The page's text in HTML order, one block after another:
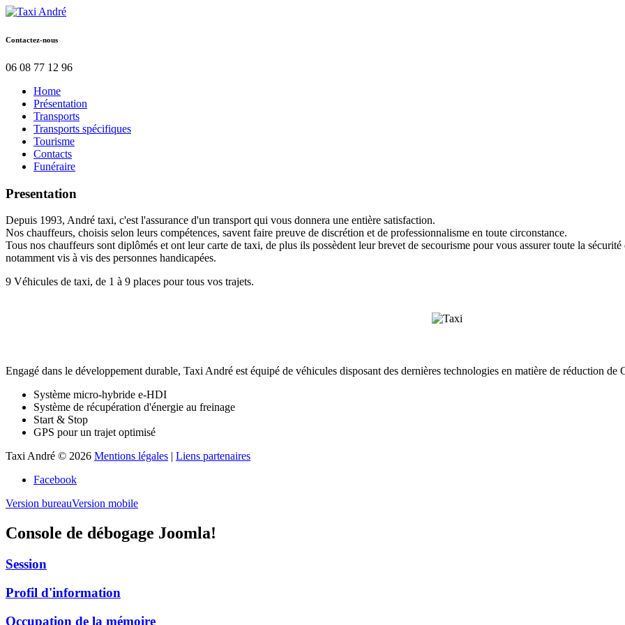
Contactez-nous
06 08 77 12 96
Home
Présentation
Transports
Transports spécifiques
Tourisme
Contacts
Funéraire
Presentation
Depuis 1993, André taxi, c'est l'assurance d'un transport qui vous donnera une entière satisfaction.
Nos chauffeurs, choisis selon leurs compétences, savent faire preuve de discrétion et de professionnalisme en toute circonstance.
Tous nos chauffeurs sont diplômés et ont leur carte de taxi, de plus ils possèdent leur brevet de secourisme pour vous assurer toute la
notamment vis à vis des personnes handicapées.
9 Véhicules de taxi, de 1 à 9 places pour tous vos trajets.
Engagé dans le développement durable, Taxi André est équipé de véhicules disposant des dernières technologies en matière de réduction de
Système micro-hybride e-HDI
Système de récupération d'énergie au freinage
Start & Stop
GPS pour un trajet optimisé
Taxi André © 2026 Mentions légales | Liens partenaires
Facebook
Version bureauVersion mobile
Console de débogage Joomla!
Session
Profil d'information
Occupation de la mémoire